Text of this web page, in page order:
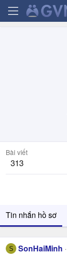
Bài viết
313
Tin nhắn hồ sơ
S SonHaiMinh